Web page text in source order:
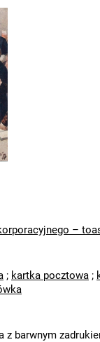
–
; kartka pocztowa ;
z barwnym